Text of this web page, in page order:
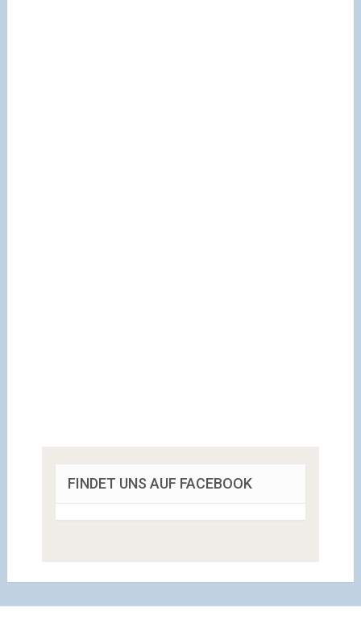
FINDET UNS AUF FACEBOOK